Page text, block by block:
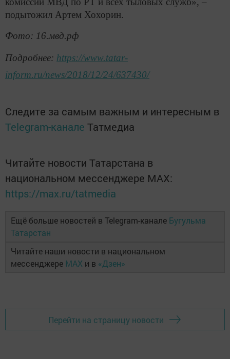
подытожил Артем Хохорин.
Фото: 16.мвд.рф
Подробнее: https://www.tatar-
inform.ru/news/2018/12/24/637430/
Следите за самым важным и интересным в
Telegram-канале Татмедиа
Читайте новости Татарстана в
национальном мессенджере MАХ:
https://max.ru/tatmedia
Ещё больше новостей в Telegram-канале Бугульма
Татарстан
Читайте наши новости в национальном
мессенджере MAX и в «Дзен»
Перейти на страницу новости